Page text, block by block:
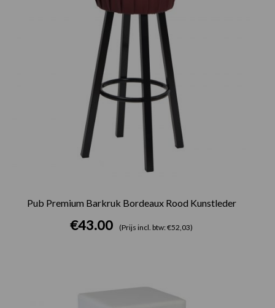
Pub Premium Barkruk Bordeaux Rood Kunstleder
€43.00 (Prijs incl. btw: €52,03)